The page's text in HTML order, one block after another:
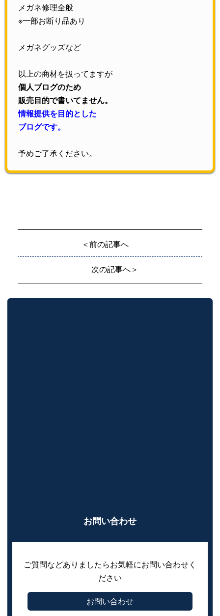
メガネ修理全般
※一部お断り品あり
メガネグッズなど
以上の商材を扱ってますが
個人ブログのため
販売目的で書いてません。
情報提供を目的とした
ブログです。
予めご了承ください。
＜前の記事へ
次の記事へ＞
お問い合わせ
ご質問などありましたらお気軽にお問い合わせく
ださい
お問い合わせ